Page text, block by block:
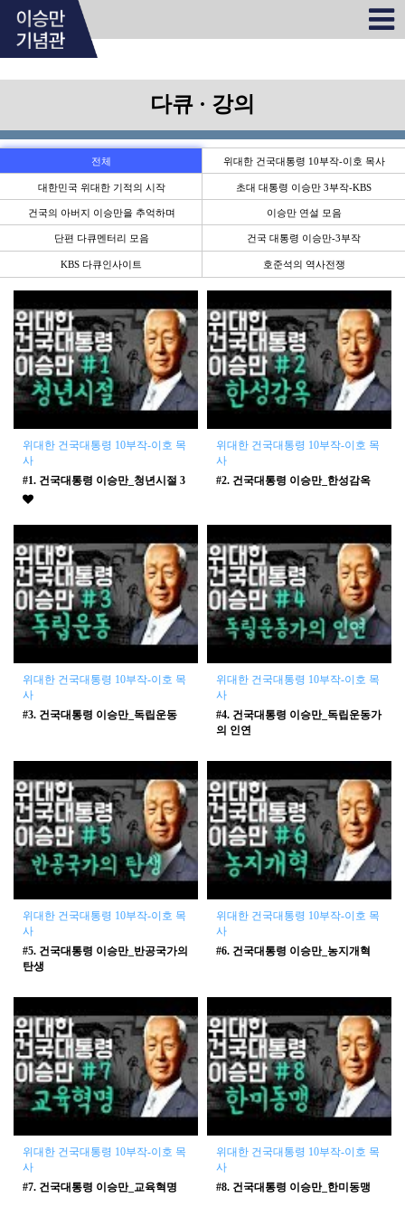
다큐 · 강의
전체 위대한 건국대통령 10부작-이호 목사
대한민국 위대한 기적의 시작 초대 대통령 이승만 3부작-KBS
건국의 아버지 이승만을 추억하며 이승만 연설 모음
단편 다큐멘터리 모음 건국 대통령 이승만-3부작
KBS 다큐인사이트 호준석의 역사전쟁
위대한 건국대통령 10부작-이호 목
사
#1. 건국대통령 이승만_청년시절 3
위대한 건국대통령 10부작-이호 목
사
#2. 건국대통령 이승만_한성감옥
위대한 건국대통령 10부작-이호 목
사
#3. 건국대통령 이승만_독립운동
위대한 건국대통령 10부작-이호 목
사
#4. 건국대통령 이승만_독립운동가
의 인연
위대한 건국대통령 10부작-이호 목
사
#5. 건국대통령 이승만_반공국가의
탄생
위대한 건국대통령 10부작-이호 목
사
#6. 건국대통령 이승만_농지개혁
위대한 건국대통령 10부작-이호 목
사
#7. 건국대통령 이승만_교육혁명
위대한 건국대통령 10부작-이호 목
사
#8. 건국대통령 이승만_한미동맹